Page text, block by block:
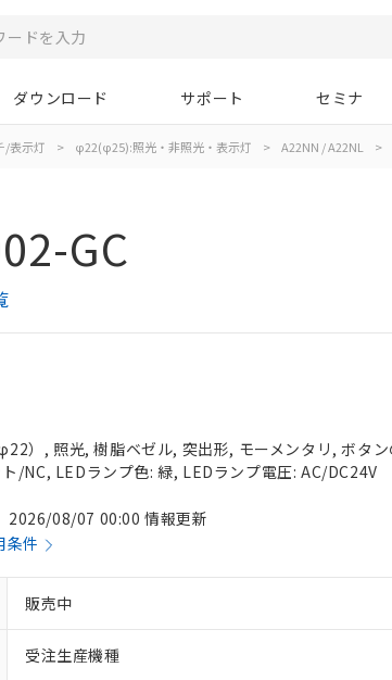
ダウンロード サポート セミナ
/表示灯 > φ22(φ25):照光・非照光・表示灯 > A22NN / A22NL >
GC
）, 照光, 樹脂ベゼル, 突出形, モーメンタリ, ボタ
/NC, LEDランプ色: 緑, LEDランプ電圧: AC/DC24V
2026/08/07 00:00 情報更新
条件
販売中
受注生産機種